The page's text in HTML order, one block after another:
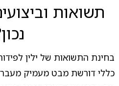
תשואות
בחינת התשואות של ילין
כללי דורשת מבט מעמיק